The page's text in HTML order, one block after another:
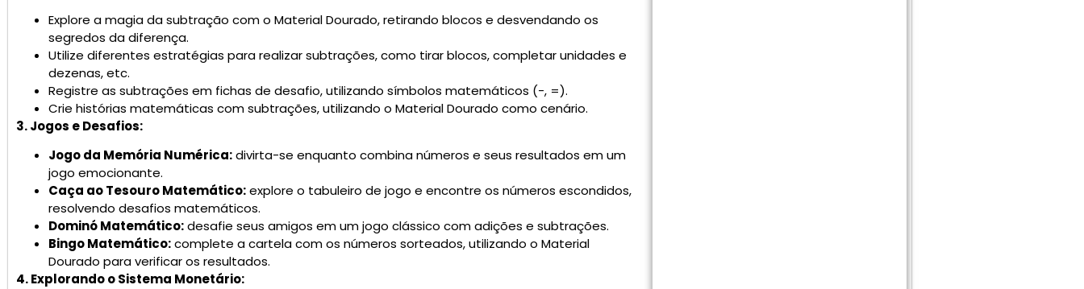
Explore a magia da subtração com o Material Dourado, retirando blocos e desvendando os
segredos da diferença.
Utilize diferentes estratégias para realizar subtrações, como tirar blocos, completar unidades e
dezenas, etc.
Registre as subtrações em fichas de desafio, utilizando símbolos matemáticos (-, =).
Crie histórias matemáticas com subtrações, utilizando o Material Dourado como cenário.
3. Jogos e Desafios:
Jogo da Memória Numérica:divirta-se enquanto combina números e seus resultados em um
jogo emocionante.
Caça ao Tesouro Matemático:explore o tabuleiro de jogo e encontre os números escondidos,
resolvendo desafios matemáticos.
Dominó Matemático:desafie seus amigos em um jogo clássico com adições e subtrações.
Bingo Matemático:complete a cartela com os números sorteados, utilizando o Material
Dourado para verificar os resultados.
4. Explorando o Sistema Monetário: